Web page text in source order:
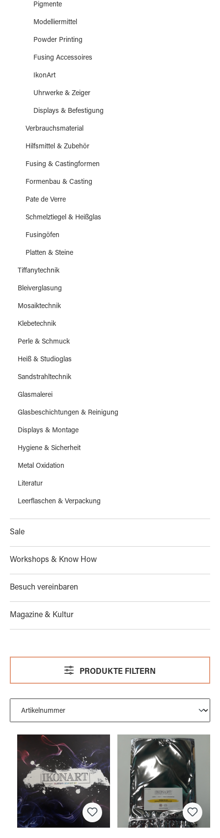
Pigmente
Modelliermittel
Powder Printing
Fusing Accessoires
IkonArt
Uhrwerke & Zeiger
Displays & Befestigung
Verbrauchsmaterial
Hilfsmittel & Zubehör
Fusing & Castingformen
Formenbau & Casting
Pate de Verre
Schmelztiegel & Heißglas
Fusingöfen
Platten & Steine
Tiffanytechnik
Bleiverglasung
Mosaiktechnik
Klebetechnik
Perle & Schmuck
Heiß & Studioglas
Sandstrahltechnik
Glasmalerei
Glasbeschichtungen & Reinigung
Displays & Montage
Hygiene & Sicherheit
Metal Oxidation
Literatur
Leerflaschen & Verpackung
Sale
Workshops & Know How
Besuch vereinbaren
Magazine & Kultur
PRODUKTE FILTERN